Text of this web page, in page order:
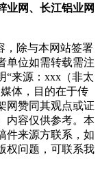
业网、长江铝业网
，除与本网站签署
单位如需转载需注
“来源：xxx（非太
体，目的在于传
网赞同其观点或证
内容仅供参考。本
件来源方联系，如
权问题，可联系我